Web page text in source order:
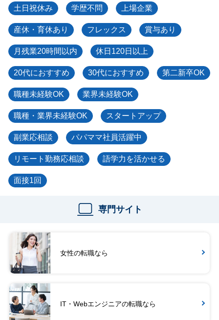
土日祝休み 学歴不問 上場企業
産休・育休あり フレックス 賞与あり
月残業20時間以内 休日120日以上
20代におすすめ 30代におすすめ 第二新卒OK
職種未経験OK 業界未経験OK
職種・業界未経験OK スタートアップ
副業応相談 パパママ社員活躍中
リモート勤務応相談 語学力を活かせる
面接1回
専門サイト
女性の転職なら
IT・Webエンジニアの転職なら